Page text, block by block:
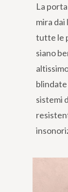
La
mira
tutte le
siano
sistemi